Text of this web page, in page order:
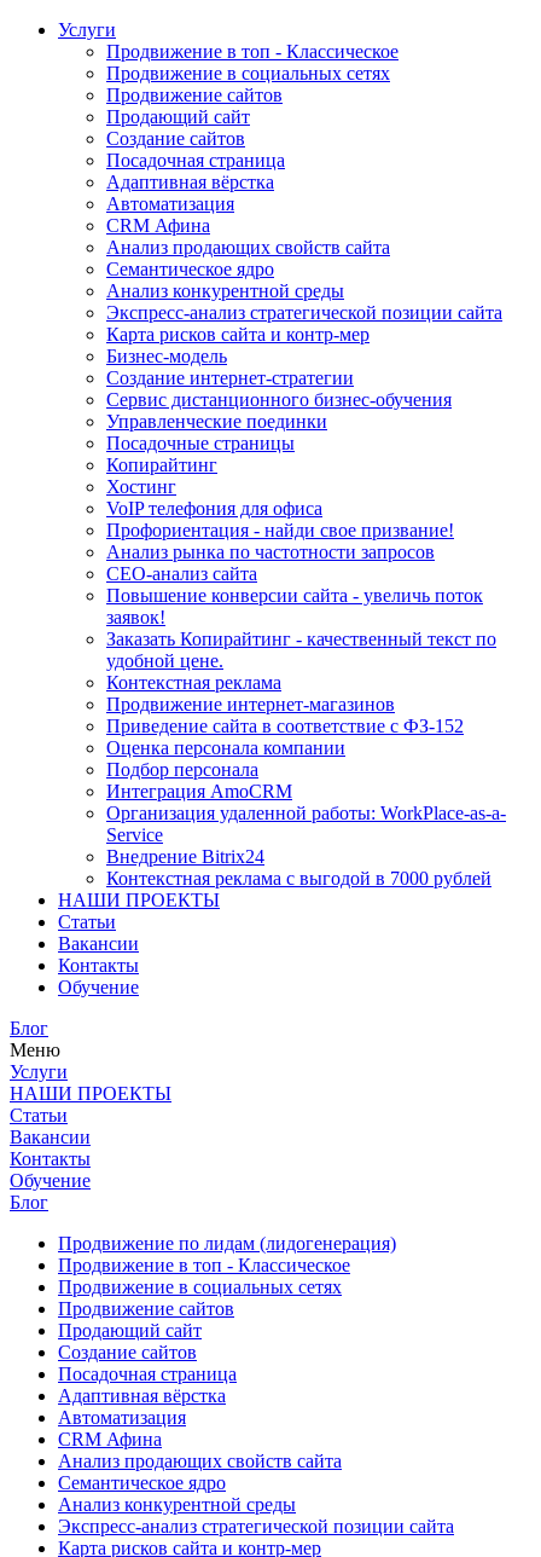
Услуги
Продвижение в топ - Классическое
Продвижение в социальных сетях
Продвижение сайтов
Продающий сайт
Создание сайтов
Посадочная страница
Адаптивная вёрстка
Автоматизация
CRM Афина
Анализ продающих свойств сайта
Семантическое ядро
Анализ конкурентной среды
Экспресс-анализ стратегической позиции сайта
Карта рисков сайта и контр-мер
Бизнес-модель
Создание интернет-стратегии
Сервис дистанционного бизнес-обучения
Управленческие поединки
Посадочные страницы
Копирайтинг
Хостинг
VoIP телефония для офиса
Профориентация - найди свое призвание!
Анализ рынка по частотности запросов
СЕО-анализ сайта
Повышение конверсии сайта - увеличь поток
заявок!
Заказать Копирайтинг - качественный текст по
удобной цене.
Контекстная реклама
Продвижение интернет-магазинов
Приведение сайта в соответствие с ФЗ-152
Оценка персонала компании
Подбор персонала
Интеграция AmoCRM
Организация удаленной работы: WorkPlace-as-a-
Service
Внедрение Bitrix24
Контекстная реклама с выгодой в 7000 рублей
НАШИ ПРОЕКТЫ
Статьи
Вакансии
Контакты
Обучение
Блог
Меню
Услуги
НАШИ ПРОЕКТЫ
Статьи
Вакансии
Контакты
Обучение
Блог
Продвижение по лидам (лидогенерация)
Продвижение в топ - Классическое
Продвижение в социальных сетях
Продвижение сайтов
Продающий сайт
Создание сайтов
Посадочная страница
Адаптивная вёрстка
Автоматизация
CRM Афина
Анализ продающих свойств сайта
Семантическое ядро
Анализ конкурентной среды
Экспресс-анализ стратегической позиции сайта
Карта рисков сайта и контр-мер